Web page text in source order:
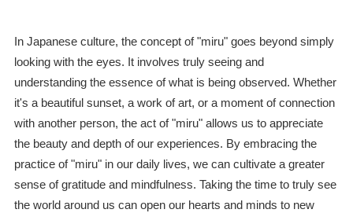
In Japanese culture, the concept of "miru" goes beyond simply
looking with the eyes. It involves truly seeing and
understanding the essence of what is being observed. Whether
it's a beautiful sunset, a work of art, or a moment of connection
with another person, the act of "miru" allows us to appreciate
the beauty and depth of our experiences. By embracing the
practice of "miru" in our daily lives, we can cultivate a greater
sense of gratitude and mindfulness. Taking the time to truly see
the world around us can open our hearts and minds to new